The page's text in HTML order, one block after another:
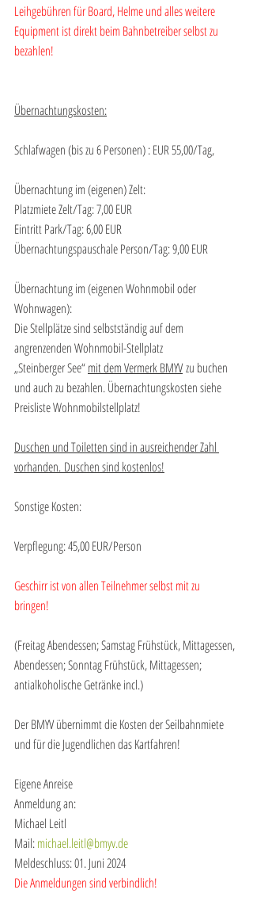
Leihgebühren für Board, Helme und alles weitere
Equipment ist direkt beim Bahnbetreiber selbst zu
bezahlen!
Übernachtungskosten:
Schlafwagen (bis zu 6 Personen) : EUR 55,00/Tag,
Übernachtung im (eigenen) Zelt:
Platzmiete Zelt/Tag: 7,00 EUR
Eintritt Park/Tag: 6,00 EUR
Übernachtungspauschale Person/Tag: 9,00 EUR
Übernachtung im (eigenen Wohnmobil oder
Wohnwagen):
Die Stellplätze sind selbstständig auf dem
angrenzenden Wohnmobil-Stellplatz
„Steinberger See“ mit dem Vermerk BMYV zu buchen
und auch zu bezahlen. Übernachtungskosten siehe
Preisliste Wohnmobilstellplatz!
Duschen und Toiletten sind in ausreichender Zahl
vorhanden. Duschen sind kostenlos!
Sonstige Kosten:
Verpflegung: 45,00 EUR/Person
Geschirr ist von allen Teilnehmer selbst mit zu
bringen!
(Freitag Abendessen; Samstag Frühstück, Mittagessen,
Abendessen; Sonntag Frühstück, Mittagessen;
antialkoholische Getränke incl.)
Der BMYV übernimmt die Kosten der Seilbahnmiete
und für die Jugendlichen das Kartfahren!
Eigene Anreise
Anmeldung an:
Michael Leitl
Mail: michael.leitl@bmyv.de
Meldeschluss: 01. Juni 2024
Die Anmeldungen sind verbindlich!